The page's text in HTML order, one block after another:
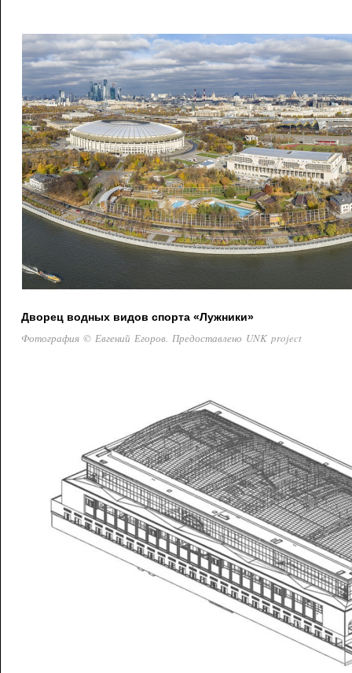
Дворец водных видов спорта «Лужники»
Фотография © Евгений Егоров. Предоставлено UNK project